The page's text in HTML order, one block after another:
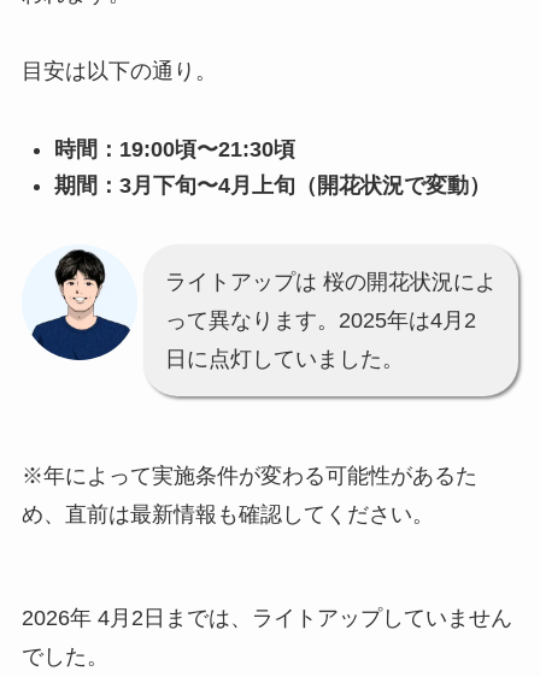
目安は以下の通り。
時間：19:00頃〜21:30頃
期間：3月下旬〜4月上旬（開花状況で変動）
ライトアップは 桜の開花状況によ
って異なります。2025年は4月2
日に点灯していました。
※年によって実施条件が変わる可能性があるた
め、直前は最新情報も確認してください。
2026年 4月2日までは、ライトアップしていません
でした。